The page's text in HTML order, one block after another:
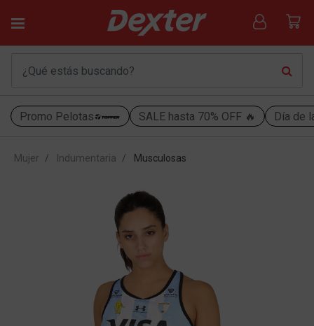
Promo Pelotas SALE hasta 70% OFF 🔥 Día de
Mujer Indumentaria Musculosas